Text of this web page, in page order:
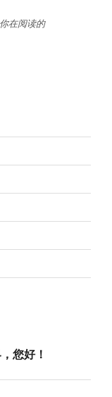
在阅读的
您好！